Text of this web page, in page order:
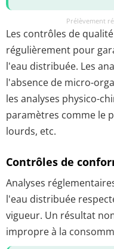
Prélèvement
Les contrôles de
régulièrement pour
l'eau distribuée. Les
l'absence de micro-
les analyses physico-
paramètres comme le
lourds, etc.
Contrôles de
Analyses
l'eau distribuée
vigueur. Un résultat
impropre à la